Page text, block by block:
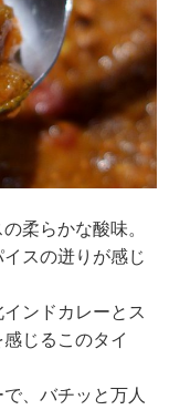
柔らかな酸味。
スの迸りが感じ
ンドカレーとス
じるこのタイ
、バチッと万人